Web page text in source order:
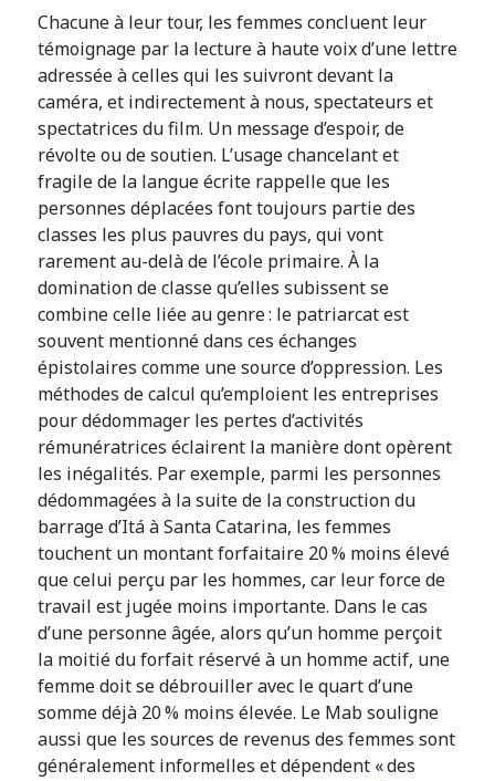
Chacune à leur tour, les femmes concluent leur
témoignage par la lecture à haute voix d’une lettre
adressée à celles qui les suivront devant la
caméra, et indirectement à nous, spectateurs et
spectatrices du film. Un message d’espoir, de
révolte ou de soutien. L’usage chancelant et
fragile de la langue écrite rappelle que les
personnes déplacées font toujours partie des
classes les plus pauvres du pays, qui vont
rarement au-delà de l’école primaire. À la
domination de classe qu’elles subissent se
combine celle liée au genre : le patriarcat est
souvent mentionné dans ces échanges
épistolaires comme une source d’oppression. Les
méthodes de calcul qu’emploient les entreprises
pour dédommager les pertes d’activités
rémunératrices éclairent la manière dont opèrent
les inégalités. Par exemple, parmi les personnes
dédommagées à la suite de la construction du
barrage d’Itá à Santa Catarina, les femmes
touchent un montant forfaitaire 20 % moins élevé
que celui perçu par les hommes, car leur force de
travail est jugée moins importante. Dans le cas
d’une personne âgée, alors qu’un homme perçoit
la moitié du forfait réservé à un homme actif, une
femme doit se débrouiller avec le quart d’une
somme déjà 20 % moins élevée. Le Mab souligne
aussi que les sources de revenus des femmes sont
généralement informelles et dépendent « des